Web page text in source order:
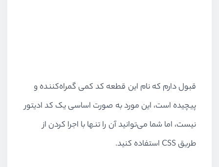
قبول دارم که نام این قطعه کد کمی گمراه‌کننده و
پیچیده است، این مورد به صورت اساسی یک کد ادیتور
نیست، اما شما می‌توانید آن را تنها با اجرا کردن از
طریق CSS استفاده کنید.